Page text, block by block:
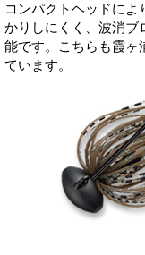
コンパクトヘッドに
かりしにくく、波消ブ
能です。こちらも霞ヶ
ています。